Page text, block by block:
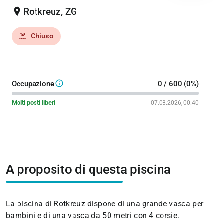
location_on Rotkreuz, ZG
pool Chiuso
Occupazioneinfo_outline 0 / 600 (0%)
Molti posti liberi 07.08.2026, 00:40
A proposito di questa piscina
La piscina di Rotkreuz dispone di una grande vasca per
bambini e di una vasca da 50 metri con 4 corsie.